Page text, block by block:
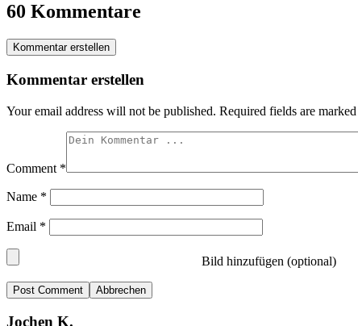
60 Kommentare
Kommentar erstellen
Kommentar erstellen
Your email address will not be published. Required fields are marked
Comment *
Name *
Email *
Bild hinzufügen (optional)
Abbrechen
Jochen K.